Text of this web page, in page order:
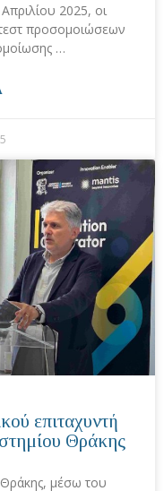
2025, οι
τεστ προσομοιώσεων
…
επιταχυντή
Θράκης
Θράκης, μέσω του